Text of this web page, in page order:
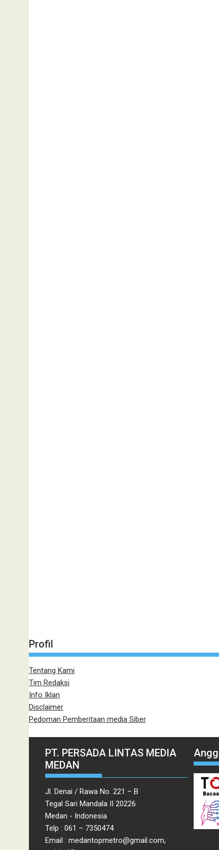
Profil
Tentang Kami
Tim Redaksi
Info Iklan
Disclaimer
Pedoman Pemberitaan media Siber
PT. PERSADA LINTAS MEDIA
MEDAN
Jl. Denai / Rawa No. 221 – B
Tegal Sari Mandala II 20226
Medan - Indonesia
Telp : 061 – 7350474
Email : medantopmetro@gmail.com,